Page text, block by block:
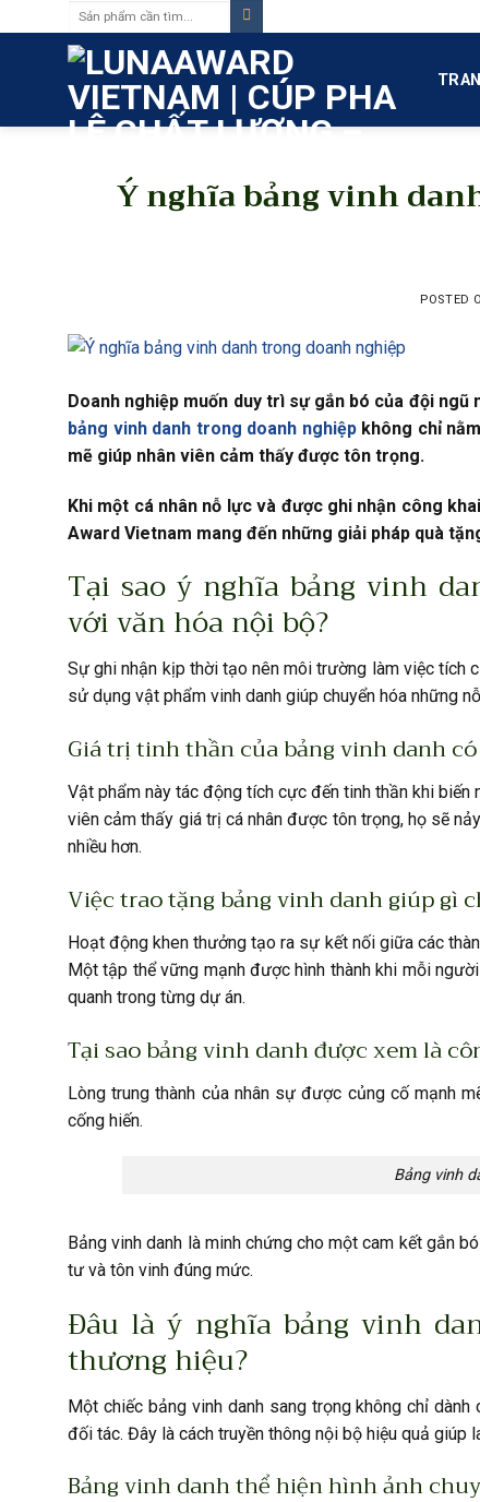
to
Ý nghĩa bảng vinh
POSTED
Doanh nghiệp muốn duy trì sự gắn bó của đội
bảng vinh danh trong doanh nghiệpkhông chỉ
mẽ giúp nhân viên cảm thấy được tôn trọng.
Khi một cá nhân nỗ lực và được ghi nhận công
Award Vietnam mang đến những giải pháp quà
Tại sao ý nghĩa bảng vinh
với văn hóa nội bộ?
Sự ghi nhận kịp thời tạo nên môi trường làm việc tích
sử dụng vật phẩm vinh danh giúp chuyển hóa những
Giá trị tinh thần của bảng vinh danh
Vật phẩm này tác động tích cực đến tinh thần khi
viên cảm thấy giá trị cá nhân được tôn trọng, họ sẽ
nhiều hơn.
Việc trao tặng bảng vinh danh giúp gì
Hoạt động khen thưởng tạo ra sự kết nối giữa các
Một tập thể vững mạnh được hình thành khi mỗi
quanh trong từng dự án.
Tại sao bảng vinh danh được xem là
Lòng trung thành của nhân sự được củng cố mạnh
cống hiến.
Bảng vinh
Bảng vinh danh là minh chứng cho một cam kết gắn
tư và tôn vinh đúng mức.
Đâu là ý nghĩa bảng vinh
thương hiệu?
Một chiếc bảng vinh danh sang trọng không chỉ
đối tác. Đây là cách truyền thông nội bộ hiệu quả giúp
Bảng vinh danh thể hiện hình ảnh